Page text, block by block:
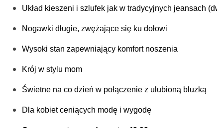
Układ kieszeni i szlufek jak w tradycyjnych jeansach
Nogawki długie, zwężające się ku dołowi
Wysoki stan zapewniający komfort noszenia
Krój w stylu mom
Świetne na co dzień w połączenie z ulubioną bluzką
Dla kobiet ceniących modę i wygodę